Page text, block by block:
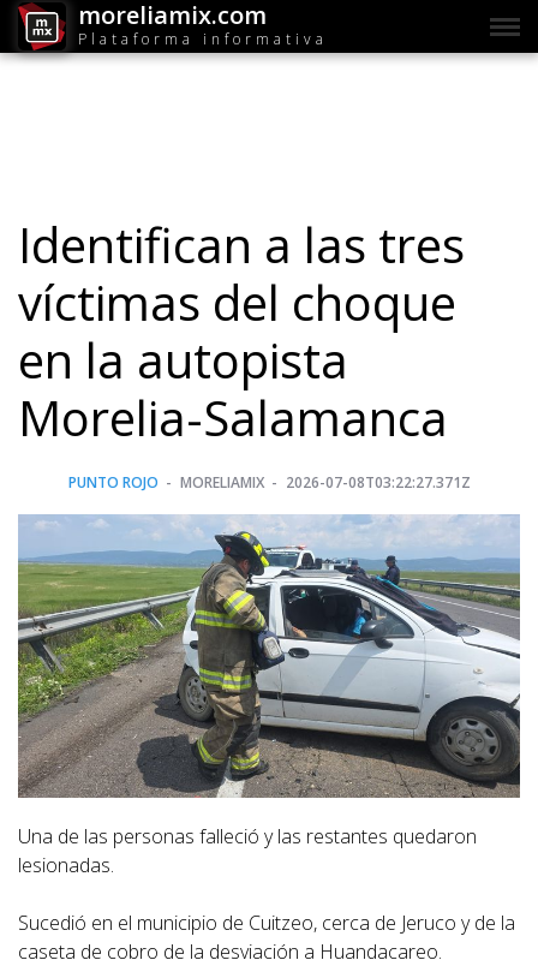
moreliamix.com
Plataforma informativa
Identifican a las tres
víctimas del choque
en la autopista
Morelia-Salamanca
PUNTO ROJO MORELIAMIX 2026-07-08T03:22:27.371Z
Una de las personas falleció y las restantes quedaron
lesionadas.
Sucedió en el municipio de Cuitzeo, cerca de Jeruco y de la
caseta de cobro de la desviación a Huandacareo.